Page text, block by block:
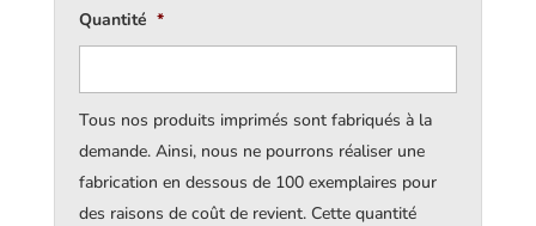
Quantité *
Tous nos produits imprimés sont fabriqués à la
demande. Ainsi, nous ne pourrons réaliser une
fabrication en dessous de 100 exemplaires pour
des raisons de coût de revient. Cette quantité